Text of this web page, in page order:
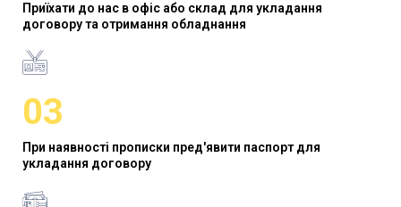
Приїхати до нас в офіс або склад для укладання
договору та отримання обладнання
03
При наявності прописки пред'явити паспорт для
укладання договору